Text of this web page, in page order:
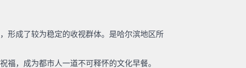
形成了较为稳定的收视群体。是哈尔滨地区所
福，成为都市人一道不可释怀的文化早餐。